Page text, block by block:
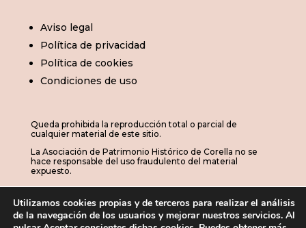
Aviso legal
Política de privacidad
Política de cookies
Condiciones de uso
Queda prohibida la reproducción total o parcial de
cualquier material de este sitio.
La Asociación de Patrimonio Histórico de Corella no se
hace responsable del uso fraudulento del material
expuesto.
© 2026 | APHC · Asociación de Patrimonio
Utilizamos cookies propias y de terceros para realizar el análisis
de la navegación de los usuarios y mejorar nuestros servicios. Al